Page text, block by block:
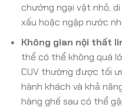
chướng ngại vật nhỏ,
xấu hoặc ngập nước
Không gian nội thất
thể có thể không quá
CUV thường được tối
hành khách và khả
hàng ghế sau có thể